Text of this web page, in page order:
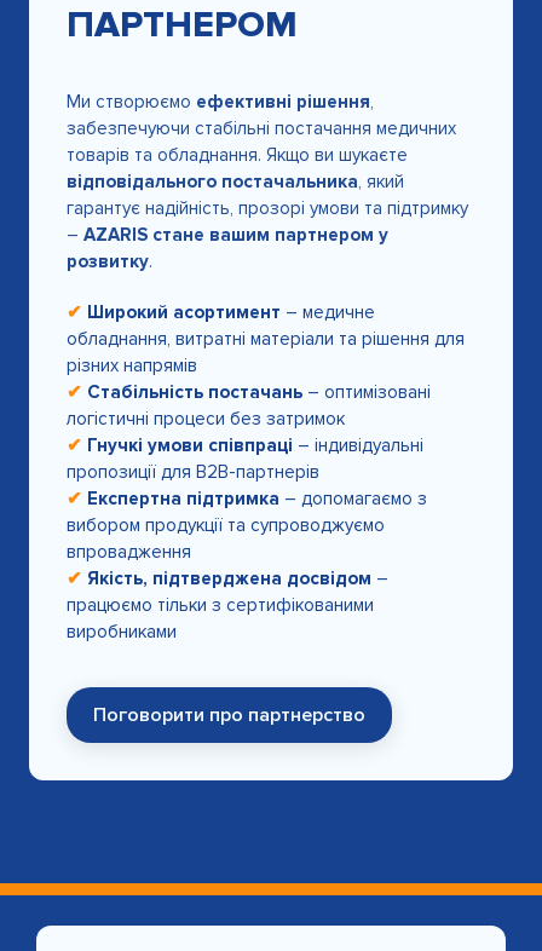
ПАРТНЕРОМ
Ми створюємо ефективні рішення
забезпечуючи стабільні постачання медичних
товарів та обладнання. Якщо ви шукаєте
відповідального постачальника , який
гарантує надійність, прозорі умови та підтримку
– AZARIS стане вашим партнером у
розвитку.
✔ Широкий асортимент – медичне
обладнання, витратні матеріали та рішення для
різних напрямів
✔ Стабільність постачань – оптимізовані
логістичні процеси без затримок
✔ Гнучкі умови співпраці – індивідуальні
пропозиції для B2B-партнерів
✔ Експертна підтримка – допомагаємо з
вибором продукції та супроводжуємо
впровадження
✔ Якість, підтверджена досвідом –
працюємо тільки з сертифікованими
виробниками
Поговорити про партнерство